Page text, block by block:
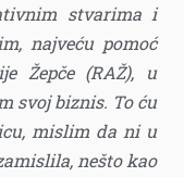
stvarima i
najveću pomoć
Žepče (RAŽ), u
svoj biznis. To ću
mislim da ni u
nešto kao